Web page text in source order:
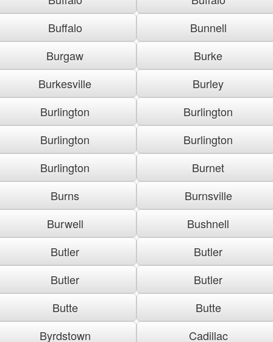
Buffalo
Bunnell
Burgaw
Burke
Burkesville
Burley
Burlington
Burlington
Burlington
Burlington
Burlington
Burnet
Burns
Burnsville
Burwell
Bushnell
Butler
Butler
Butler
Butler
Butte
Butte
Byrdstown
Cadillac